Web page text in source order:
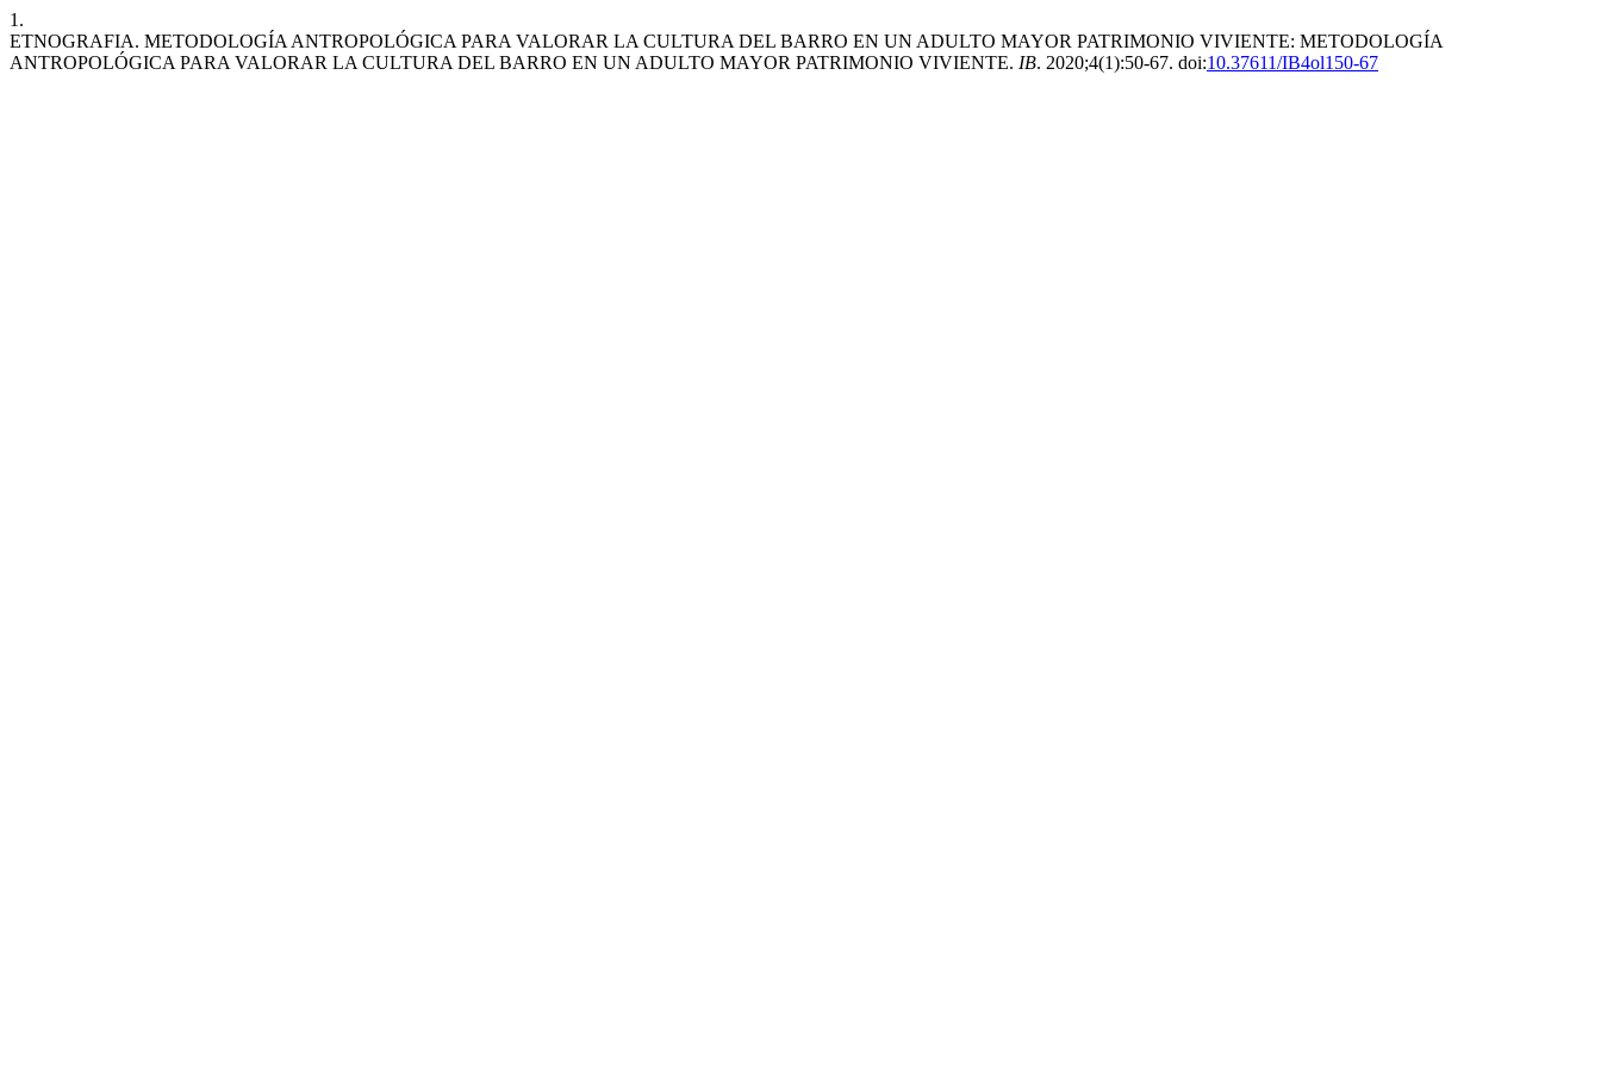
1.
ETNOGRAFIA. METODOLOGÍA ANTROPOLÓGICA PARA VALORAR LA CULTURA DEL BARRO EN UN ADULTO MAYOR PATRIMONIO VIVIENTE: METODOLOGÍA
ANTROPOLÓGICA PARA VALORAR LA CULTURA DEL BARRO EN UN ADULTO MAYOR PATRIMONIO VIVIENTE. IB. 2020;4(1):50-67. doi:10.37611/IB4ol150-67